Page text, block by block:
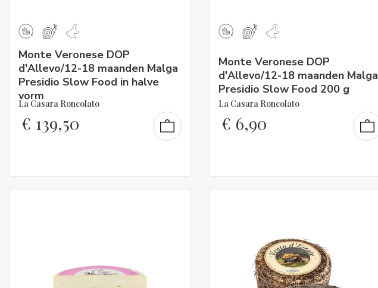
Monte Veronese DOP
d'Allevo/12-18 maanden Malga
Presidio Slow Food in halve
vorm
La Casara Roncolato
€ 139,50
Monte Veronese DOP
d'Allevo/12-18 maanden Malga
Presidio Slow Food 200 g
La Casara Roncolato
€ 6,90